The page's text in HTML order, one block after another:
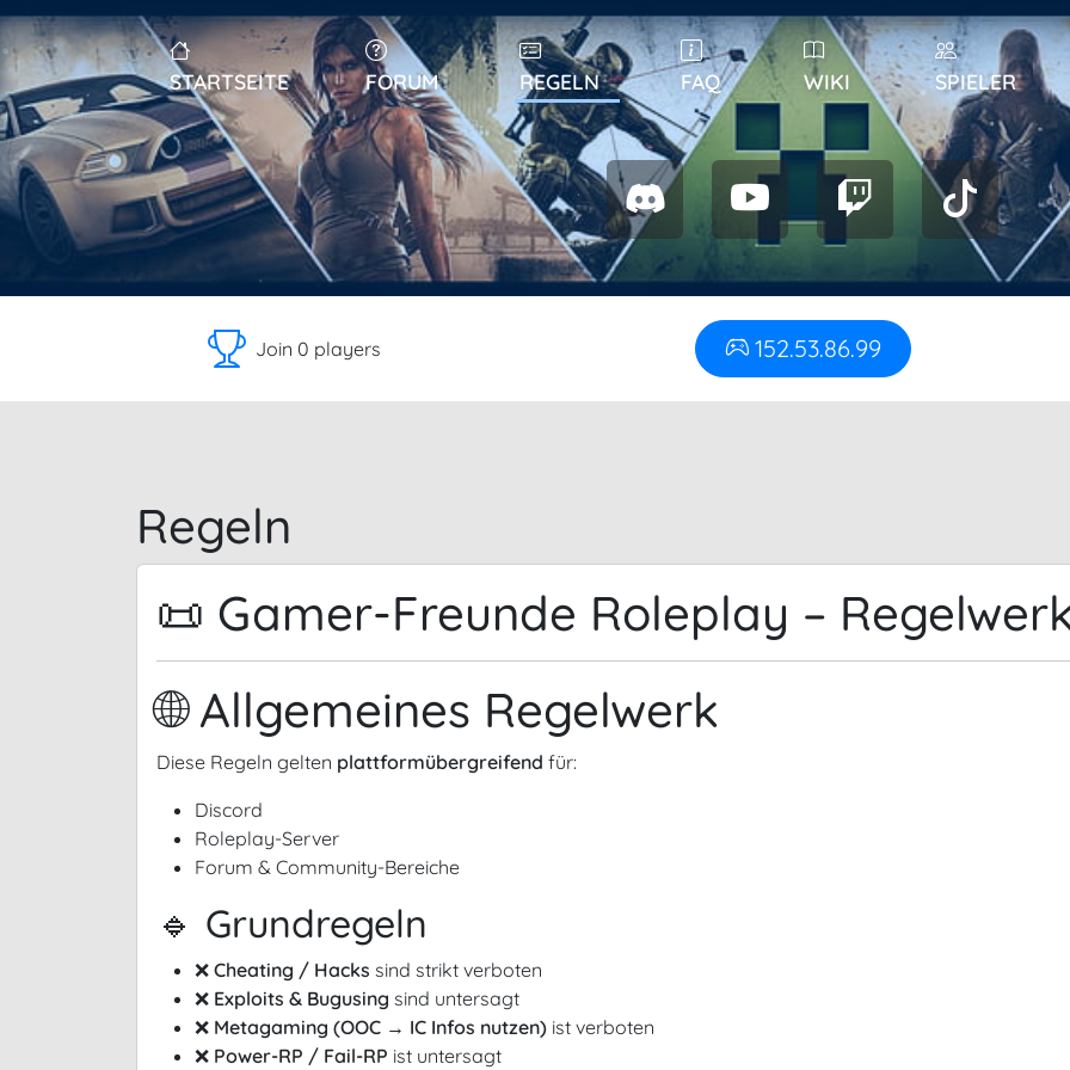
STARTSEITE FORUM REGELN FAQ WIKI SPIELER
Join 0 players 152.53.86.99
Regeln
📜 Gamer-Freunde Roleplay –
🌐 Allgemeines Regelwerk
Diese Regeln gelten plattformübergreifend für:
Discord
Roleplay-Server
Forum & Community-Bereiche
🔹 Grundregeln
❌ Cheating / Hacks sind strikt verboten
❌ Exploits & Bugusing sind untersagt
❌ Metagaming (OOC → IC Infos nutzen) ist verboten
❌ Power-RP / Fail-RP ist untersagt